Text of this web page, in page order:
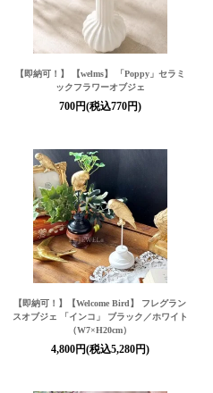
【即納可！】 【welms】 「Poppy」セラミ
ックフラワーオブジェ
700円(税込770円)
【即納可！】【Welcome Bird】 フレグラン
スオブジェ 「インコ」 ブラック／ホワイト
（W7×H20cm）
4,800円(税込5,280円)